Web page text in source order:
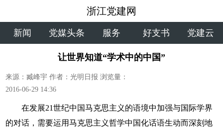
浙江党建网
新闻 党媒头条 服务 好支书 党建云
让世界知道“学术中的中国”
来源：臧峰宇 作者：光明日报 浏览量：
2016-06-29 14:36
在发展21世纪中国马克思主义的语境中加强与国际学界
的对话，需要运用马克思主义哲学中国化话语生动而深刻地